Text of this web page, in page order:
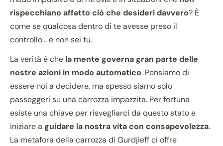
rispecchiano affatto ciò che desideri davvero? È
come se qualcosa dentro di te avesse preso il
controllo… e non sei tu.
La verità è che la mente governa gran parte delle
nostre azioni in modo automatico. Pensiamo di
essere noi a decidere, ma spesso siamo solo
passeggeri su una carrozza impazzita. Per fortuna
esiste una chiave per risvegliarci da questo stato e
iniziare a guidare la nostra vita con consapevolezza.
La metafora della carrozza di Gurdjieff ci offre